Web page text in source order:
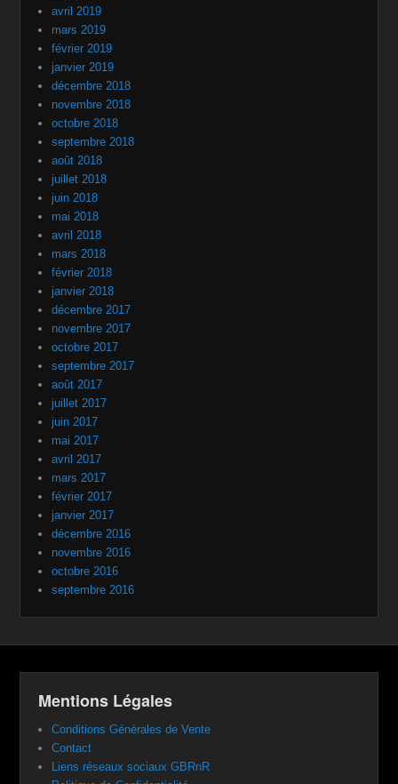
avril 2019
mars 2019
février 2019
janvier 2019
décembre 2018
novembre 2018
octobre 2018
septembre 2018
août 2018
juillet 2018
juin 2018
mai 2018
avril 2018
mars 2018
février 2018
janvier 2018
décembre 2017
novembre 2017
octobre 2017
septembre 2017
août 2017
juillet 2017
juin 2017
mai 2017
avril 2017
mars 2017
février 2017
janvier 2017
décembre 2016
novembre 2016
octobre 2016
septembre 2016
Mentions Légales
Conditions Générales de Vente
Contact
Liens réseaux sociaux GBRnR